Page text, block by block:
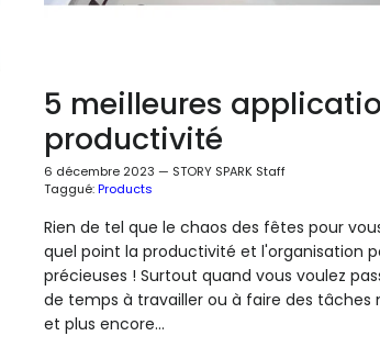
5 meilleures
productivité
6 décembre 2023 — STORY SPARK Staff
Taggué:Products
Rien de tel que le chaos des fêtes pour
quel point la productivité et l'organisation
précieuses ! Surtout quand vous voulez
de temps à travailler ou à faire des tâches
et plus encore...